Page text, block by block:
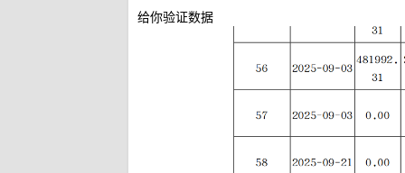
给你验证数据